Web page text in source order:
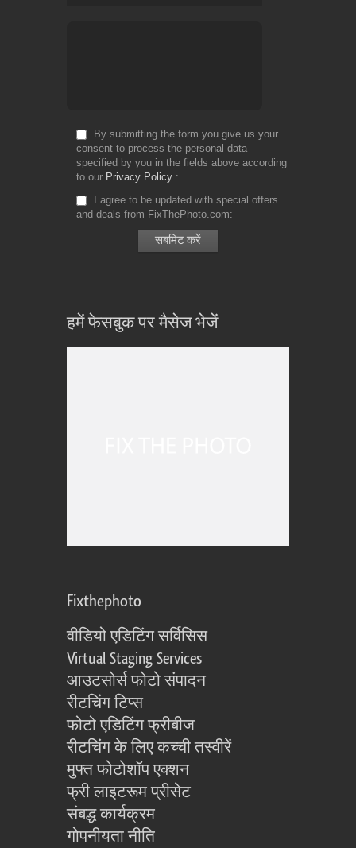
By submitting the form you give us your
consent to process the personal data
specified by you in the fields above according
to our Privacy Policy
I agree to be updated with special offers
and deals from FixThePhoto.com
हमें फेसबुक पर मैसेज भेजें
Fixthephoto
वीडियो एडिटिंग सर्विसिस
Virtual Staging Services
आउटसोर्स फोटो संपादन
रीटचिंग टिप्स
फोटो एडिटिंग फ्रीबीज
रीटचिंग के लिए कच्ची तस्वीरें
मुफ्त फोटोशॉप एक्शन
फ्री लाइटरूम प्रीसेट
संबद्ध कार्यक्रम
गोपनीयता नीति